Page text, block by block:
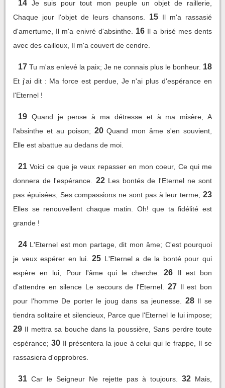
14 Je suis pour tout mon peuple un objet de raillerie,
Chaque jour l'objet de leurs chansons.
15 Il m'a rassasié
d'amertume, Il m'a enivré d'absinthe.
16 Il a brisé mes dents
avec des cailloux, Il m'a couvert de cendre.
17 Tu m'as enlevé la paix; Je ne connais plus le bonheur. 18
Et j'ai dit : Ma force est perdue, Je n'ai plus d'espérance en
l'Eternel !
19 Quand je pense à ma détresse et à ma misère, A
l'absinthe et au poison; 20 Quand mon âme s'en souvient,
Elle est abattue au dedans de moi.
21 Voici ce que je veux repasser en mon coeur, Ce qui me
donnera de l'espérance.
22 Les bontés de l'Eternel ne sont
pas épuisées, Ses compassions ne sont pas à leur terme; 23
Elles se renouvellent chaque matin. Oh! que ta fidélité est
grande !
24 L'Eternel est mon partage, dit mon âme; C'est pourquoi
je veux espérer en lui.
25 L'Eternel a de la bonté pour qui
espère en lui, Pour l'âme qui le cherche.
26
Il est bon
d'attendre en silence Le secours de l'Eternel.
27 Il est bon
pour l'homme De porter le joug dans sa jeunesse.
28 Il se
tiendra solitaire et silencieux, Parce que l'Eternel le lui impose;
29 Il mettra sa bouche dans la poussière, Sans perdre toute
espérance; 30 Il présentera la joue à celui qui le frappe, Il se
rassasiera d'opprobres.
31 Car le Seigneur Ne rejette pas à toujours. 32 Mais,